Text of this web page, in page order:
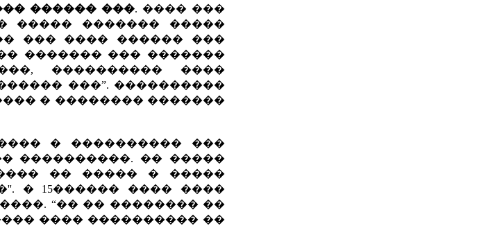
������ ���. ���� ���
����� ������� �����
��� ���� ������ ���
������� ��� �������
���������� ����
���”. ����������
� �������� �������
� ���������� ���
����������. �� �����
�� ����� � �����
� 15������ ���� ����
“�� �� �������� ��
���� ���������� ��